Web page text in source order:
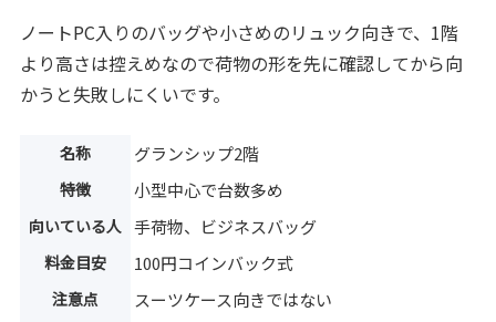
ノートPC入りのバッグや小さめのリュック向きで、1階
より高さは控えめなので荷物の形を先に確認してから向
かうと失敗しにくいです。
名称 グランシップ2階
特徴 小型中心で台数多め
向いている人 手荷物、ビジネスバッグ
料金目安 100円コインバック式
注意点 スーツケース向きではない